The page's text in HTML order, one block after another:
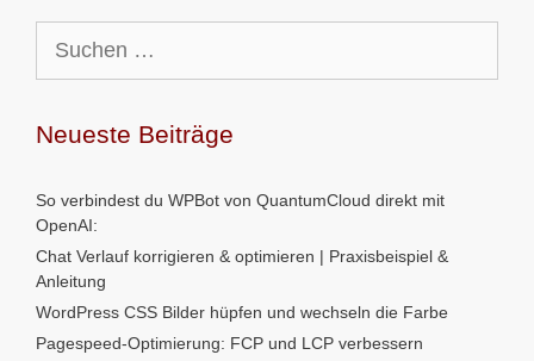
nach:
Neueste Beiträge
So verbindest du WPBot von QuantumCloud direkt mit
OpenAI:
Chat Verlauf korrigieren & optimieren | Praxisbeispiel &
Anleitung
WordPress CSS Bilder hüpfen und wechseln die Farbe
Pagespeed-Optimierung: FCP und LCP verbessern